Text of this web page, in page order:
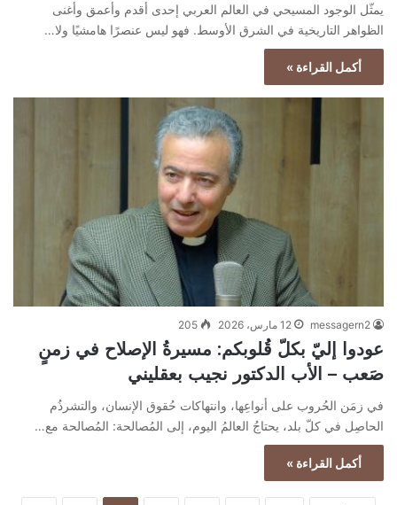
يمثّل الوجود المسيحي في العالم العربي إحدى أقدم وأعمق وأغنى
الظواهر التاريخية في الشرق الأوسط. فهو ليس عنصرًا هامشيًا ولا…
أكمل القراءة »
messagern2 12 مارس، 2026 205
عودوا إليّ بكلّ قُلوبكم: مسيرةُ الإصلاح في زمنٍ
صَعب – الأب الدكتور نجيب بعقليني
في زمَن الحُروب على أنواعِها، وانتهاكات حُقوق الإنسان، والتشرذُم
الحاصِل في كلّ بلد، يحتاجُ العالمُ اليوم، إلى المُصالحة: المُصالحة مع…
أكمل القراءة »